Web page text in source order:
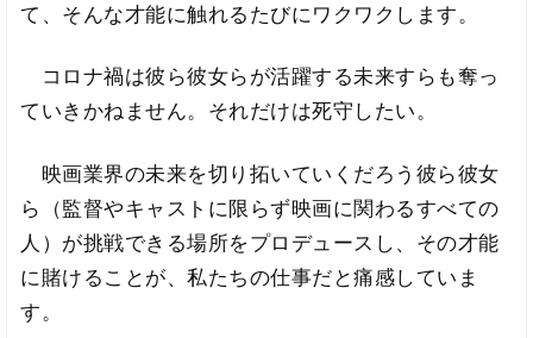
て、そんな才能に触れるたびにワクワクします。
コロナ禍は彼ら彼女らが活躍する未来すらも奪っ
ていきかねません。それだけは死守したい。
映画業界の未来を切り拓いていくだろう彼ら彼女
ら（監督やキャストに限らず映画に関わるすべての
人）が挑戦できる場所をプロデュースし、その才能
に賭けることが、私たちの仕事だと痛感していま
す。